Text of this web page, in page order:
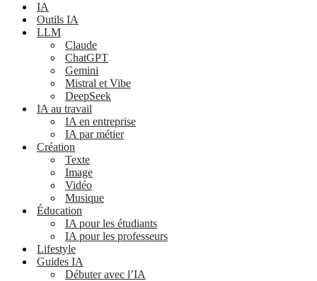
navigation
IA
Outils IA
LLM
Claude
ChatGPT
Gemini
Mistral et Vibe
DeepSeek
IA au travail
IA en entreprise
IA par métier
Création
Texte
Image
Vidéo
Musique
Éducation
IA pour les étudiants
IA pour les professeurs
Lifestyle
Guides IA
Débuter avec l’IA